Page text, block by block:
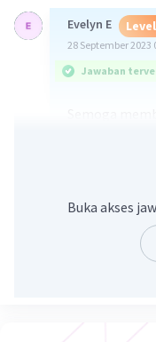
Evelyn E
28 September 2023
Jawaban
Buka akses